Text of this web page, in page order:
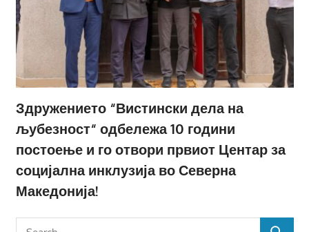
Здружението “Вистински дела на
љубезност“ одбележа 10 години
постоење и го отвори првиот Центар за
социјална инклузија во Северна
Македонија!